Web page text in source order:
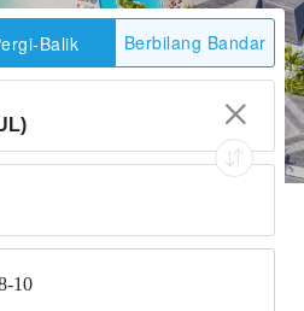
Balik Berbilang Bandar
10